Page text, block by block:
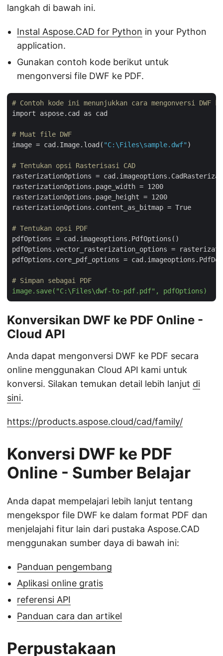
langkah di bawah ini.
Instal Aspose.CAD for Python in your Python
application.
Gunakan contoh kode berikut untuk
mengonversi file DWF ke PDF.
# Contoh kode ini menunjukkan cara mengonversi DWF ke
import aspose.cad as cad
# Muat file DWF
image = cad.Image.load( "C:\Files\sample.dwf" )
# Tentukan opsi Rasterisasi CAD
rasterizationOptions =
rasterizationOptions.page_width = 1200
rasterizationOptions.page_height = 1200
rasterizationOptions.content_as_bitmap = True
# Tentukan opsi PDF
pdfOptions = cad.imageoptions.PdfOptions()
pdfOptions.vector_rasterization_options =
pdfOptions.core_pdf_options =
# Simpan sebagai PDF
image.save("C:\Files\dwf-to-pdf.pdf", pdfOptions)
Konversikan DWF ke PDF Online -
Cloud API
Anda dapat mengonversi DWF ke PDF secara
online menggunakan Cloud API kami untuk
konversi. Silakan temukan detail lebih lanjut di
sini.
https://products.aspose.cloud/cad/family/
Konversi DWF ke PDF
Online - Sumber Belajar
Anda dapat mempelajari lebih lanjut tentang
mengekspor file DWF ke dalam format PDF dan
menjelajahi fitur lain dari pustaka Aspose.CAD
menggunakan sumber daya di bawah ini:
Panduan pengembang
Aplikasi online gratis
referensi API
Panduan cara dan artikel
Perpustakaan